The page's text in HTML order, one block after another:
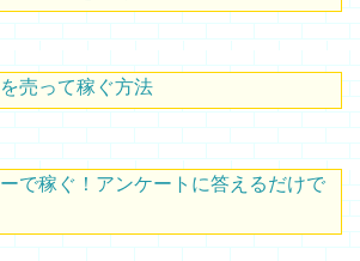
売って稼ぐ方法
で稼ぐ！アンケートに答えるだけで